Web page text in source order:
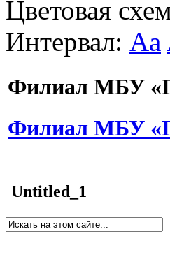
Цветовая
Интервал: Aa
Филиал МБУ
Филиал МБУ
Untitled_1